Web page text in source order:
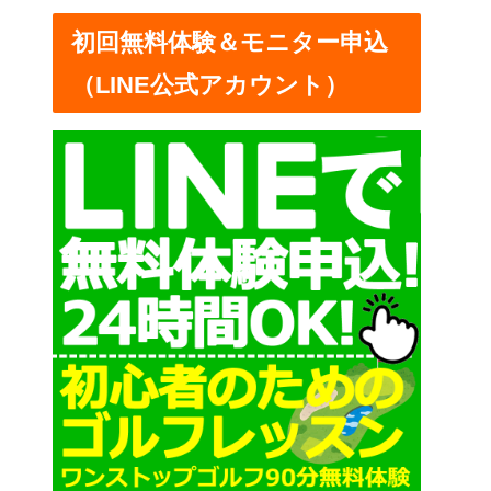
ー
初回無料体験＆モニター申込
（LINE公式アカウント）